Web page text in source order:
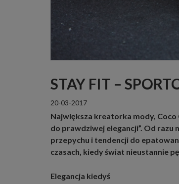
STAY FIT –
20-03-2017
Największa kreatorka mody,
do prawdziwej elegancji”. Od razu
przepychu i tendencji do
czasach, kiedy świat nieustannie
Elegancja kiedyś